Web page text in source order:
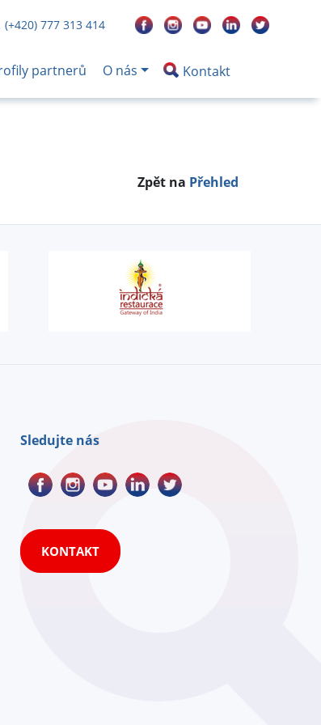
(+420) 777 313 414
partnerů O nás
Kontakt
Zpět na Přehled
Sledujte nás
KONTAKT